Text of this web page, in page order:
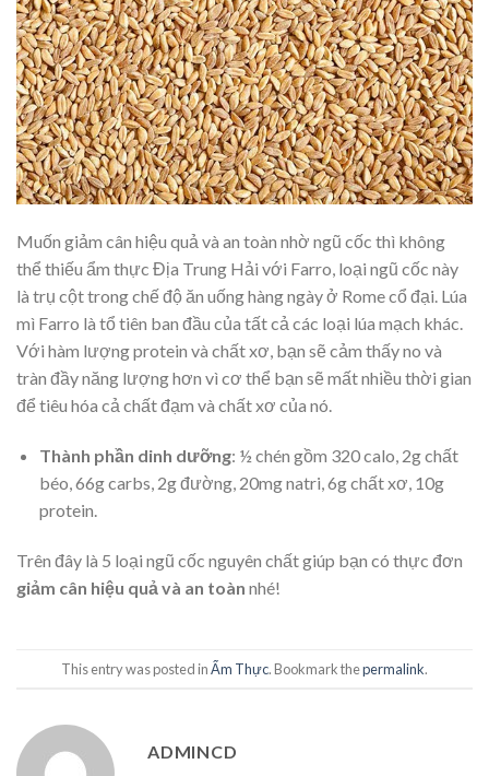
Muốn giảm cân hiệu quả và an toàn nhờ ngũ cốc thì không
thể thiếu ẩm thực Địa Trung Hải với Farro, loại ngũ cốc này
là trụ cột trong chế độ ăn uống hàng ngày ở Rome cổ đại. Lúa
mì Farro là tổ tiên ban đầu của tất cả các loại lúa mạch khác.
Với hàm lượng protein và chất xơ, bạn sẽ cảm thấy no và
tràn đầy năng lượng hơn vì cơ thể bạn sẽ mất nhiều thời gian
để tiêu hóa cả chất đạm và chất xơ của nó.
Thành phần dinh dưỡng: ½ chén gồm 320 calo, 2g chất
béo, 66g carbs, 2g đường, 20mg natri, 6g chất xơ, 10g
protein.
Trên đây là 5 loại ngũ cốc nguyên chất giúp bạn có thực đơn
giảm cân hiệu quả và an toàn nhé!
This entry was posted inẨm Thực. Bookmark thepermalink.
ADMINCD